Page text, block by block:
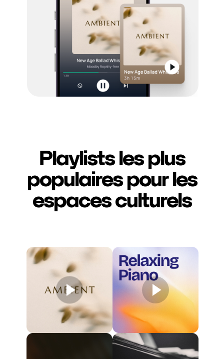
Playlists les plus
populaires pour les
espaces culturels